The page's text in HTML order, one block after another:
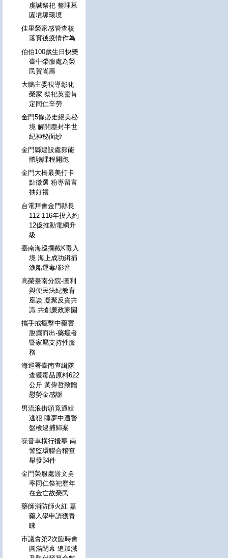
虔誠祭祀 整理墓
園墳塚環境
佳里榮家感管查核
落實後疫情作為
伯伯100歲生日快樂
臺中榮服處為榮
民賀嵩壽
大鵬主委視導彰化
榮家 祭祀英靈肯
定同仁辛勞
金門5條必走絕美秘
境 解開塵封半世
紀神秘面紗
金門縣建設處節能
體驗課程開跑
金門大橋最美打卡
點徵選 粉專留言
抽好禮
台電拜會金門縣長
112-116年投入約
12億推動電網升
級
臺南海巡攔截K毒入
境 海上成功緝捕
漁船運毒/影音
高榮臺南分院-圖利
與便民法紀教育
座談 凝聚反貪共
識 共創廉政家園
攜手戒癮擊中藥害
脫癮而出-藥癮者
暨家屬支持性服
務
海巡署臺南查緝隊
查獲毒品原料622
公斤 黃偉哲致贈
慰勞金感謝
男流浪街頭竟通緝
逃犯 睡夢中遭警
盤檢逮捕歸案
噪音車橫行擾寧 南
警監環聯合稽查
舉發34件
金門榮服處游文勇
率同仁祭祀歷年
在金亡故榮民
藥師消防師火紅 嘉
藥入學申請獲青
睞
市議會第2次臨時會
圓滿閉幕 追加減